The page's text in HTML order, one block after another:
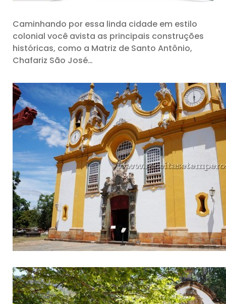
Caminhando por essa linda cidade em estilo
colonial você avista as principais construções
históricas, como a Matriz de Santo Antônio,
Chafariz São José…